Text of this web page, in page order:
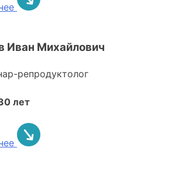
Иван Михайлович
репродуктолог
лет